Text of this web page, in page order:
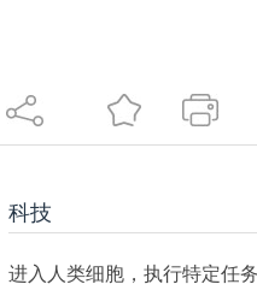
科技
进入人类细胞，执行特定任